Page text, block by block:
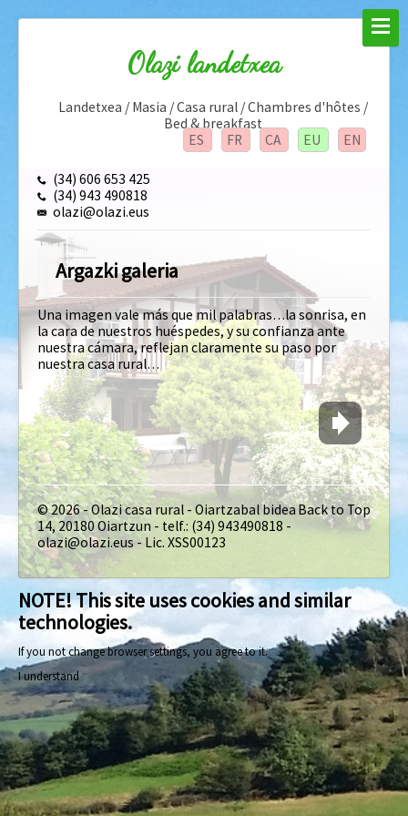
Olazi landetxea
Landetxea / Masia / Casa rural / Chambres d'hôtes /
Bed & breakfast
ES
FR CA EU EN
(34) 606 653 425
(34) 943 490818
olazi@olazi.eus
Argazki galeria
Una imagen vale más que mil palabras…la sonrisa, en
la cara de nuestros huéspedes, y su confianza ante
nuestra cámara, reflejan claramente su paso por
nuestra casa rural…
Back to Top
© 2026 - Olazi casa rural - Oiartzabal bidea
14, 20180 Oiartzun - telf.: (34) 943490818 -
olazi@olazi.eus - Lic. XSS00123
NOTE! This site uses cookies and similar
technologies.
If you not change browser settings, you agree to it.
I understand